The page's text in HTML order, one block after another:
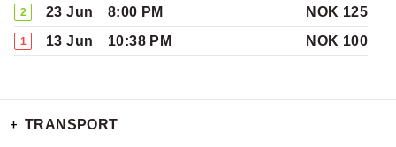
2 23 Jun 8:00 PM NOK 125
1 13 Jun 10:38 PM NOK 100
TRANSPORT